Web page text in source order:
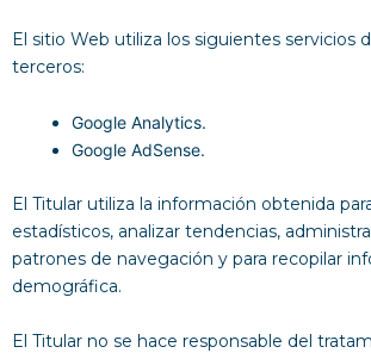
El sitio Web utiliza los siguientes servicios
terceros:
Google Analytics.
Google AdSense.
El Titular utiliza la información obtenida
estadísticos, analizar tendencias,
patrones de navegación y para recopilar
demográfica.
El Titular no se hace responsable del